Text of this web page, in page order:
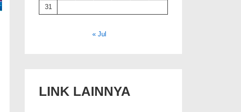
31
« Jul
LINK LAINNYA